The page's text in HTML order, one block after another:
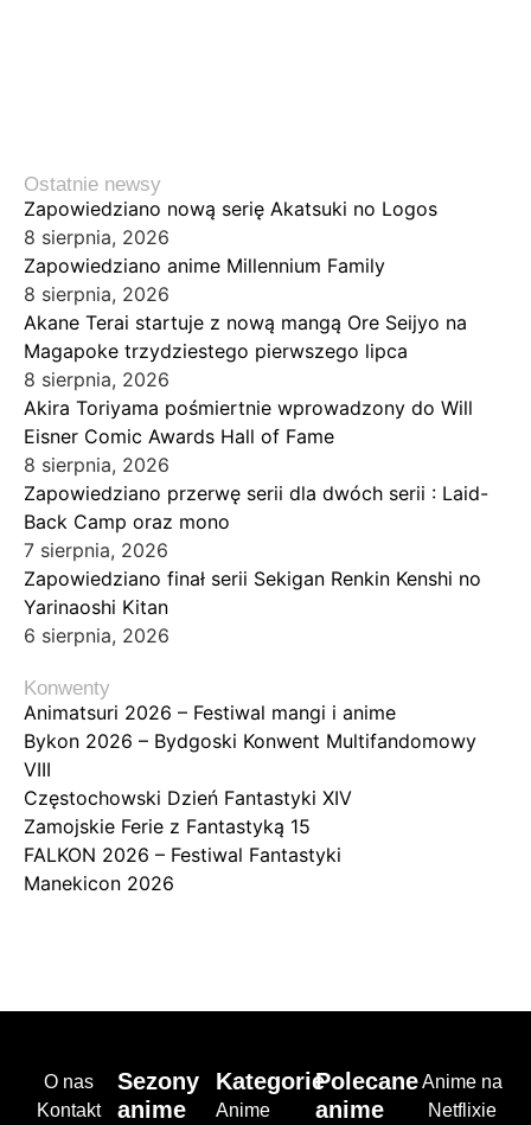
Ostatnie newsy
Zapowiedziano nową serię Akatsuki no Logos
8 sierpnia, 2026
Zapowiedziano anime Millennium Family
8 sierpnia, 2026
Akane Terai startuje z nową mangą Ore Seijyo na
Magapoke trzydziestego pierwszego lipca
8 sierpnia, 2026
Akira Toriyama pośmiertnie wprowadzony do Will
Eisner Comic Awards Hall of Fame
8 sierpnia, 2026
Zapowiedziano przerwę serii dla dwóch serii : Laid-
Back Camp oraz mono
7 sierpnia, 2026
Zapowiedziano finał serii Sekigan Renkin Kenshi no
Yarinaoshi Kitan
6 sierpnia, 2026
Konwenty
Animatsuri 2026 – Festiwal mangi i anime
Bykon 2026 – Bydgoski Konwent Multifandomowy
VIII
Częstochowski Dzień Fantastyki XIV
Zamojskie Ferie z Fantastyką 15
FALKON 2026 – Festiwal Fantastyki
Manekicon 2026
O nas
Kontakt
Sezony
anime
Kategorie
Anime
Polecane
anime
Anime na
Netflixie